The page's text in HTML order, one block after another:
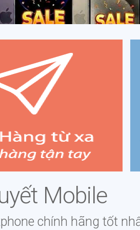
xa giao hàng tận tay
phẩm tại website, gọi điện
hàng và yêu cầu báo giá chi
phí vận chuyển.
✔
Mobile
chính hãng tốt